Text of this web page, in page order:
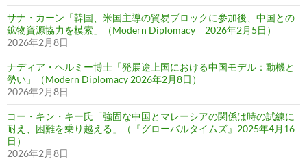
サナ・カーン「韓国、米国主導の貿易ブロックに参加後、中国との
鉱物資源協力を模索」（Modern Diplomacy 2026年2月5日）
2026年2月8日
ナディア・ヘルミー博士「発展途上国における中国モデル：動機と
勢い」（Modern Diplomacy 2026年2月8日）
2026年2月8日
コー・キン・キー氏「強固な中国とマレーシアの関係は時の試練に
耐え、困難を乗り越える」（『グローバルタイムズ』2025年4月16
日）
2026年2月8日